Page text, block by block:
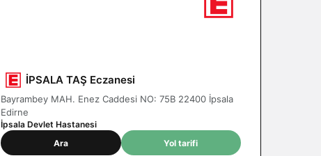
İPSALA TAŞ Eczanesi
Bayrambey MAH. Enez Caddesi NO: 75B 22400 İpsala
Edirne
İpsala Devlet Hastanesi
Ara
Yol tarifi